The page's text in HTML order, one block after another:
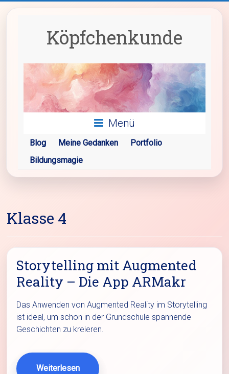
Köpfchenkunde
Menü
Blog Meine Gedanken
Portfolio
Bildungsmagie
Klasse 4
Storytelling mit Augmented
Reality – Die App ARMakr
Das Anwenden von Augmented Reality im Storytelling
ist ideal, um schon in der Grundschule spannende
Geschichten zu kreieren.
Weiterlesen